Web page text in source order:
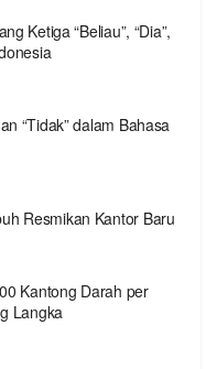
Ketiga “Beliau”, “Dia”,
“Tidak” dalam Bahasa
Resmikan Kantor Baru
Kantong Darah per
Langka